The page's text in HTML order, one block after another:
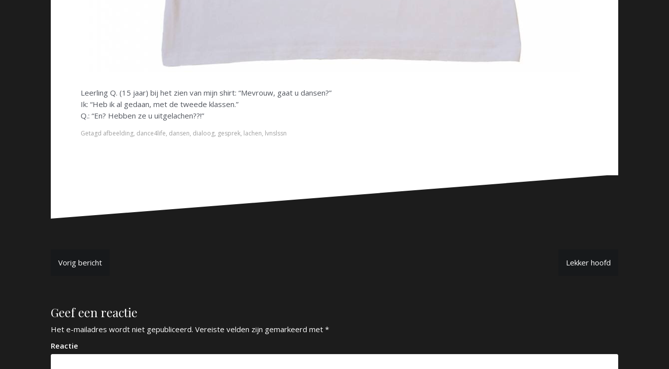
Leerling Q. (15 jaar) bij het zien van mijn shirt: “Mevrouw, gaat u dansen?”
Ik: “Heb ik al gedaan, met de tweede klassen.”
Q.: “En? Hebben ze u uitgelachen??!”
Getagd afbeelding, dance4life, dansen, dialoog, gesprek, lachen, lvnslssn
B
i
c
h
Vorig bericht Lekker hoofd
Geef een reactie
Het e-mailadres wordt niet gepubliceerd. Vereiste velden zijn gemarkeerd met *
Reactie